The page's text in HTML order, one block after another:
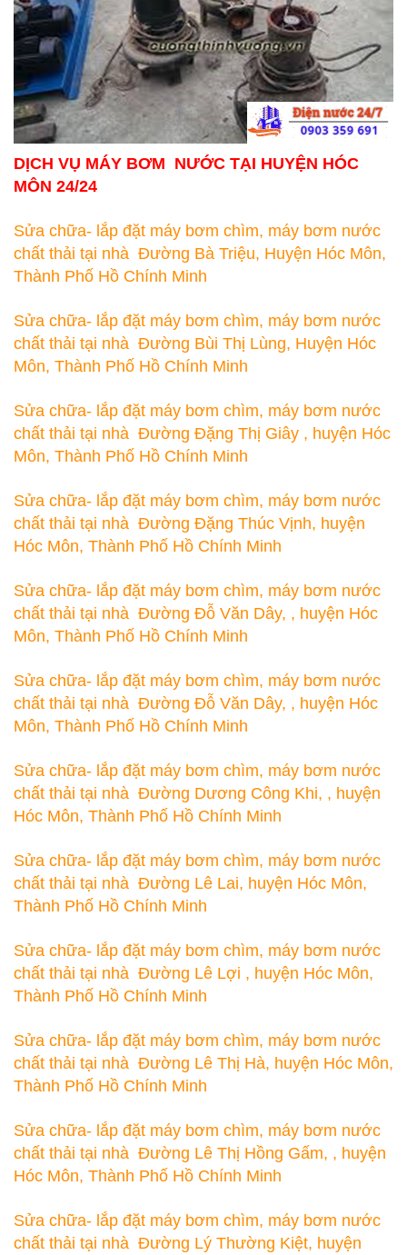
DỊCH VỤ MÁY BƠM NƯỚC TẠI HUYỆN HÓC
MÔN 24/24
Sửa chữa- lắp đặt máy bơm chìm, máy bơm nước
chất thải tại nhà Đường Bà Triệu, Huyện Hóc Môn,
Thành Phố Hồ Chính Minh
Sửa chữa- lắp đặt máy bơm chìm, máy bơm nước
chất thải tại nhà Đường Bùi Thị Lùng, Huyện Hóc
Môn, Thành Phố Hồ Chính Minh
Sửa chữa- lắp đặt máy bơm chìm, máy bơm nước
chất thải tại nhà Đường Đặng Thị Giây , huyện Hóc
Môn, Thành Phố Hồ Chính Minh
Sửa chữa- lắp đặt máy bơm chìm, máy bơm nước
chất thải tại nhà Đường Đặng Thúc Vịnh, huyện
Hóc Môn, Thành Phố Hồ Chính Minh
Sửa chữa- lắp đặt máy bơm chìm, máy bơm nước
chất thải tại nhà Đường Đỗ Văn Dây, , huyện Hóc
Môn, Thành Phố Hồ Chính Minh
Sửa chữa- lắp đặt máy bơm chìm, máy bơm nước
chất thải tại nhà Đường Đỗ Văn Dây, , huyện Hóc
Môn, Thành Phố Hồ Chính Minh
Sửa chữa- lắp đặt máy bơm chìm, máy bơm nước
chất thải tại nhà Đường Dương Công Khi, , huyện
Hóc Môn, Thành Phố Hồ Chính Minh
Sửa chữa- lắp đặt máy bơm chìm, máy bơm nước
chất thải tại nhà Đường Lê Lai, huyện Hóc Môn,
Thành Phố Hồ Chính Minh
Sửa chữa- lắp đặt máy bơm chìm, máy bơm nước
chất thải tại nhà Đường Lê Lợi , huyện Hóc Môn,
Thành Phố Hồ Chính Minh
Sửa chữa- lắp đặt máy bơm chìm, máy bơm nước
chất thải tại nhà Đường Lê Thị Hà, huyện Hóc Môn,
Thành Phố Hồ Chính Minh
Sửa chữa- lắp đặt máy bơm chìm, máy bơm nước
chất thải tại nhà Đường Lê Thị Hồng Gấm, , huyện
Hóc Môn, Thành Phố Hồ Chính Minh
Sửa chữa- lắp đặt máy bơm chìm, máy bơm nước
chất thải tại nhà Đường Lý Thường Kiệt, huyện